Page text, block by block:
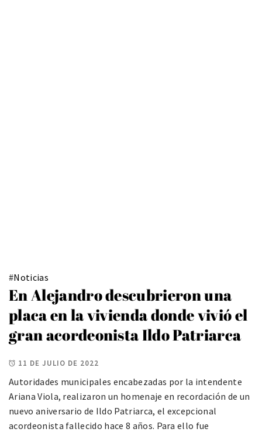
#Noticias
En Alejandro descubrieron una
placa en la vivienda donde vivió el
gran acordeonista Ildo Patriarca
11 DE JULIO DE 2022
Autoridades municipales encabezadas por la intendente
Ariana Viola, realizaron un homenaje en recordación de un
nuevo aniversario de Ildo Patriarca, el excepcional
acordeonista fallecido hace 8 años. Para ello fue